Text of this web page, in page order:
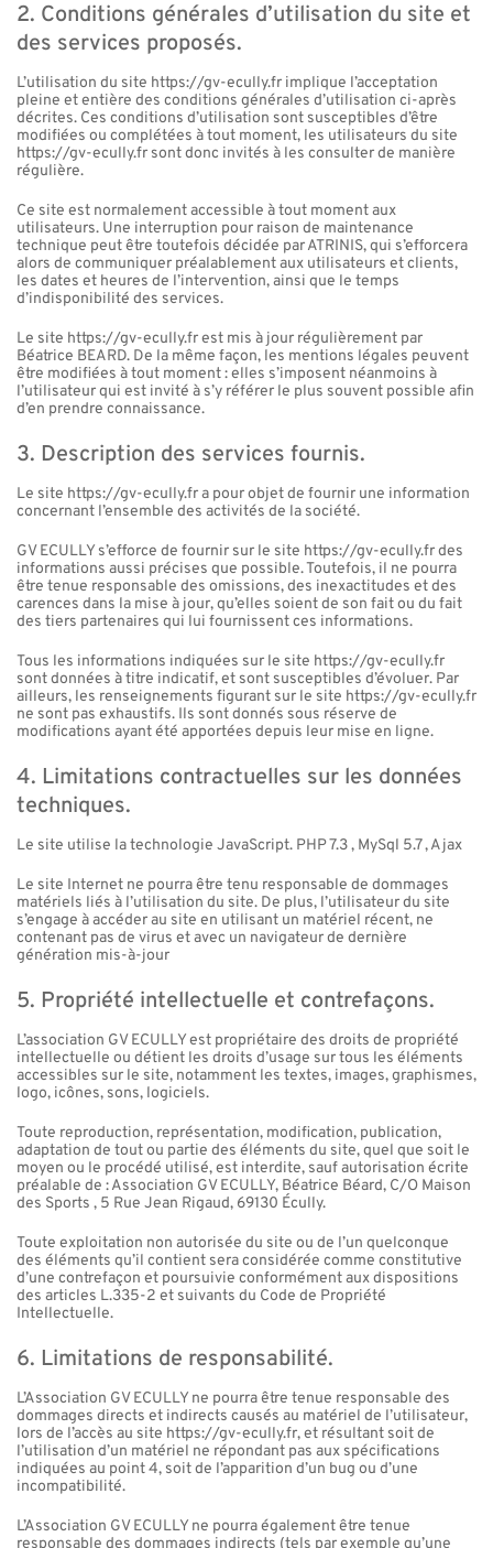
2. Conditions générales d’utilisation du site et
des services proposés.
L’utilisation du site https://gv-ecully.fr implique l’acceptation
pleine et entière des conditions générales d’utilisation ci-après
décrites. Ces conditions d’utilisation sont susceptibles d’être
modifiées ou complétées à tout moment, les utilisateurs du site
https://gv-ecully.fr sont donc invités à les consulter de manière
régulière.
Ce site est normalement accessible à tout moment aux
utilisateurs. Une interruption pour raison de maintenance
technique peut être toutefois décidée par ATRINIS, qui s’efforcera
alors de communiquer préalablement aux utilisateurs et clients,
les dates et heures de l’intervention, ainsi que le temps
d’indisponibilité des services.
Le site https://gv-ecully.fr est mis à jour régulièrement par
Béatrice BEARD. De la même façon, les mentions légales peuvent
être modifiées à tout moment : elles s’imposent néanmoins à
l’utilisateur qui est invité à s’y référer le plus souvent possible afin
d’en prendre connaissance.
3. Description des services fournis.
Le site https://gv-ecully.fr a pour objet de fournir une information
concernant l’ensemble des activités de la société.
GV ECULLY s’efforce de fournir sur le site https://gv-ecully.fr des
informations aussi précises que possible. Toutefois, il ne pourra
être tenue responsable des omissions, des inexactitudes et des
carences dans la mise à jour, qu’elles soient de son fait ou du fait
des tiers partenaires qui lui fournissent ces informations.
Tous les informations indiquées sur le site https://gv-ecully.fr
sont données à titre indicatif, et sont susceptibles d’évoluer. Par
ailleurs, les renseignements figurant sur le site https://gv-ecully.fr
ne sont pas exhaustifs. Ils sont donnés sous réserve de
modifications ayant été apportées depuis leur mise en ligne.
4. Limitations contractuelles sur les données
techniques.
Le site utilise la technologie JavaScript. PHP 7.3 , MySql 5.7 , Ajax
Le site Internet ne pourra être tenu responsable de dommages
matériels liés à l’utilisation du site. De plus, l’utilisateur du site
s’engage à accéder au site en utilisant un matériel récent, ne
contenant pas de virus et avec un navigateur de dernière
génération mis-à-jour
5. Propriété intellectuelle et contrefaçons.
L’association GV ECULLY est propriétaire des droits de propriété
intellectuelle ou détient les droits d’usage sur tous les éléments
accessibles sur le site, notamment les textes, images, graphismes,
logo, icônes, sons, logiciels.
Toute reproduction, représentation, modification, publication,
adaptation de tout ou partie des éléments du site, quel que soit le
moyen ou le procédé utilisé, est interdite, sauf autorisation écrite
préalable de : Association GV ECULLY, Béatrice Béard, C/O Maison
des Sports , 5 Rue Jean Rigaud, 69130 Écully.
Toute exploitation non autorisée du site ou de l’un quelconque
des éléments qu’il contient sera considérée comme constitutive
d’une contrefaçon et poursuivie conformément aux dispositions
des articles L.335-2 et suivants du Code de Propriété
Intellectuelle.
6. Limitations de responsabilité.
L’Association GV ECULLY ne pourra être tenue responsable des
dommages directs et indirects causés au matériel de l’utilisateur,
lors de l’accès au site https://gv-ecully.fr, et résultant soit de
l’utilisation d’un matériel ne répondant pas aux spécifications
indiquées au point 4, soit de l’apparition d’un bug ou d’une
incompatibilité.
L’Association GV ECULLY ne pourra également être tenue
responsable des dommages indirects (tels par exemple qu’une